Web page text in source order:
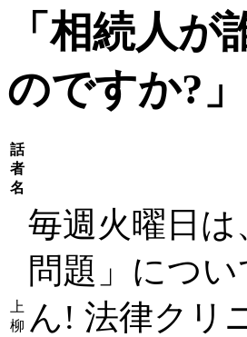
「相続人
のですか?」
話
者
名
上
柳
毎週火曜日
問題」につ
ん! 法律クリ